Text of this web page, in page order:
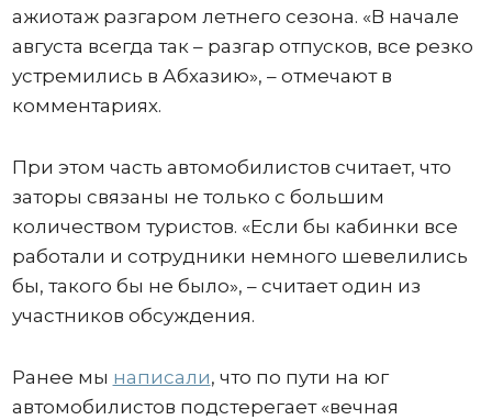
ажиотаж разгаром летнего сезона. «В начале
августа всегда так – разгар отпусков, все резко
устремились в Абхазию», – отмечают в
комментариях.
При этом часть автомобилистов считает, что
заторы связаны не только с большим
количеством туристов. «Если бы кабинки все
работали и сотрудники немного шевелились
бы, такого бы не было», – считает один из
участников обсуждения.
Ранее мы написали, что по пути на юг
автомобилистов подстерегает «вечная